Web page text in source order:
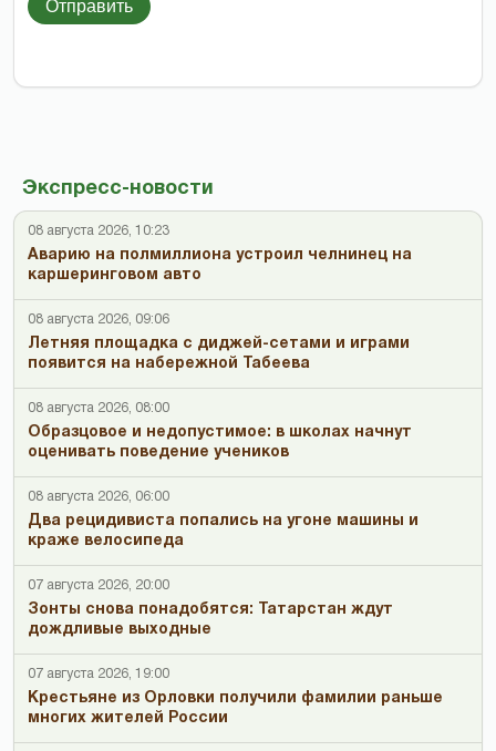
Экспресс-новости
08 августа 2026, 10:23
Аварию на полмиллиона устроил челнинец на
каршеринговом авто
08 августа 2026, 09:06
Летняя площадка с диджей-сетами и играми
появится на набережной Табеева
08 августа 2026, 08:00
Образцовое и недопустимое: в школах начнут
оценивать поведение учеников
08 августа 2026, 06:00
Два рецидивиста попались на угоне машины и
краже велосипеда
07 августа 2026, 20:00
Зонты снова понадобятся: Татарстан ждут
дождливые выходные
07 августа 2026, 19:00
Крестьяне из Орловки получили фамилии раньше
многих жителей России
Отправить